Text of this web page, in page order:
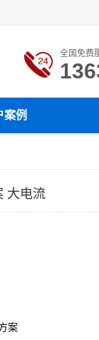
全国免费
案例
大电流
案